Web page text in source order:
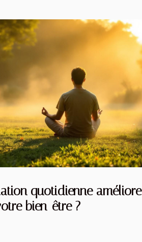
quotidienne améliore
bien-être ?